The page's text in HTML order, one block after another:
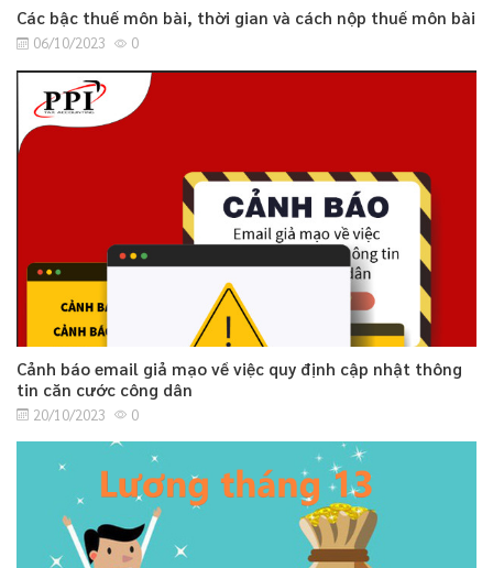
Các bậc thuế môn bài, thời gian và cách nộp thuế môn bài
06/10/2023 0
Cảnh báo email giả mạo về việc quy định cập nhật thông
tin căn cước công dân
20/10/2023 0